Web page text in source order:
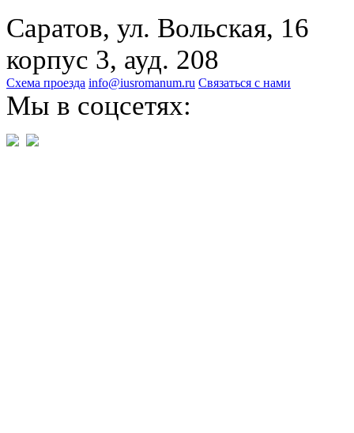
Саратов, ул. Вольская, 16
корпус 3, ауд. 208
Схема проезда info@iusromanum.ru Связаться с нами
Мы в соцсетях: